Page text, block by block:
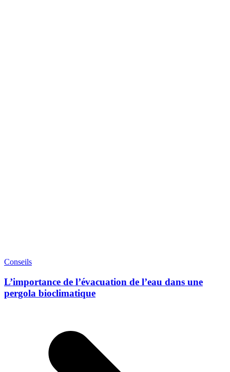
Conseils
L’importance de l’évacuation de l’eau dans une
pergola bioclimatique